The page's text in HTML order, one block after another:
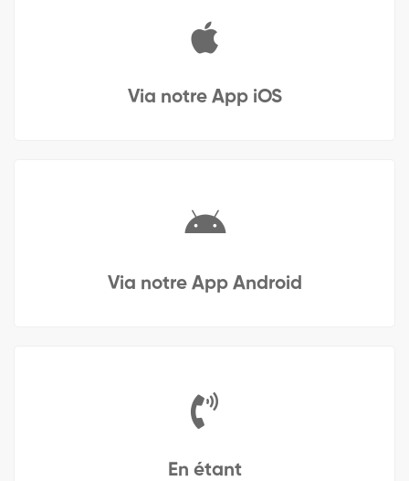
Via notre App iOS
Via notre App Android
En étant